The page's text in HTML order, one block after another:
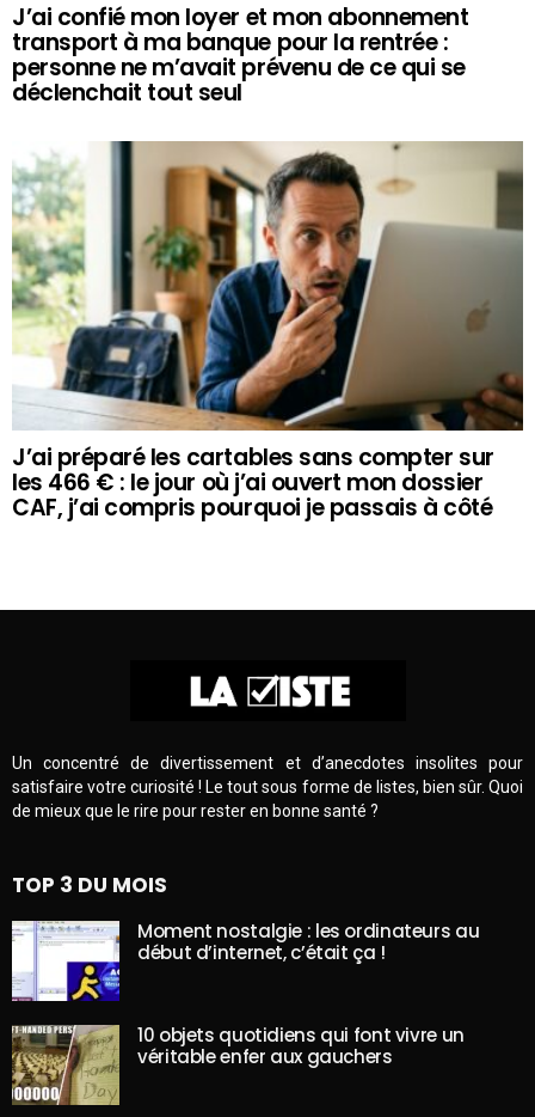
J’ai confié mon loyer et mon abonnement
transport à ma banque pour la rentrée :
personne ne m’avait prévenu de ce qui se
déclenchait tout seul
J’ai préparé les cartables sans compter sur
les 466 € : le jour où j’ai ouvert mon dossier
CAF, j’ai compris pourquoi je passais à côté
Un concentré de divertissement et d’anecdotes insolites pour
satisfaire votre curiosité ! Le tout sous forme de listes, bien sûr. Quoi
de mieux que le rire pour rester en bonne santé ?
TOP 3 DU MOIS
Moment nostalgie : les ordinateurs au
début d’internet, c’était ça !
10 objets quotidiens qui font vivre un
véritable enfer aux gauchers